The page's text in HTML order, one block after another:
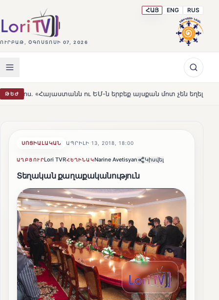
ՈՒՐԲԱԹ, ՕԳՈՍՏՈՍԻ 07, 2026
ՀԱՅ ENG RUS
ԹԵԺ ու ԵՄ-ն երբեք այսքան մոտ չեն եղել» HOT
ՍՈՑԻԱԼԱԿԱՆ ԱՊՐԻԼԻ 13, 2018, 18:00
ԱՂԲՅՈՒՐLori TVRՀԵՂԻՆԱԿNarine Avetisyan Կիսվել
Տեղական քաղաքականություն